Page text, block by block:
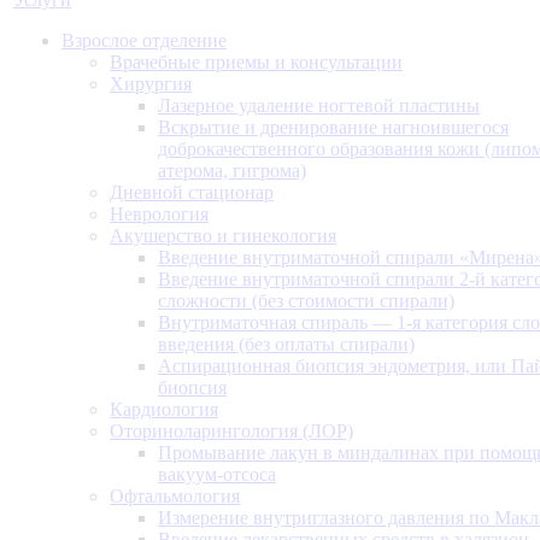
Взрослое отделение
Врачебные приемы и консультации
Хирургия
Лазерное удаление ногтевой пластины
Вскрытие и дренирование нагноившегося
доброкачественного образования кожи
атерома, гигрома)
Дневной стационар
Неврология
Акушерство и гинекология
Введение внутриматочной спирали
Введение внутриматочной спирали 2-й
сложности (без стоимости спирали)
Внутриматочная спираль — 1-я категория
введения (без оплаты спирали)
Аспирационная биопсия эндометрия, или
биопсия
Кардиология
Оториноларингология (ЛОР)
Промывание лакун в миндалинах при
вакуум-отсоса
Офтальмология
Измерение внутриглазного давления по